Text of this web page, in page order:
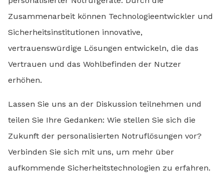
Zusammenarbeit können Technologieentwickler und
Sicherheitsinstitutionen innovative,
vertrauenswürdige Lösungen entwickeln, die das
Vertrauen und das Wohlbefinden der Nutzer
erhöhen.
Lassen Sie uns an der Diskussion teilnehmen und
teilen Sie Ihre Gedanken: Wie stellen Sie sich die
Zukunft der personalisierten Notruflösungen vor?
Verbinden Sie sich mit uns, um mehr über
aufkommende Sicherheitstechnologien zu erfahren.